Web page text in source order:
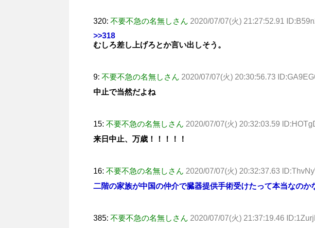
320: 不要不急の名無しさん 2020/07/07(火) 21:27:52.91
>>318
むしろ差し上げろとか言い出しそう。
9: 不要不急の名無しさん 2020/07/07(火) 20:30:56.73
中止で当然だよね
15: 不要不急の名無しさん 2020/07/07(火) 20:32:03.59
来日中止、万歳！！！！！
16: 不要不急の名無しさん 2020/07/07(火) 20:32:37.63
二階の家族が中国の仲介で臓器提供手術受けたって本当なのか
385: 不要不急の名無しさん 2020/07/07(火) 21:37:19.46